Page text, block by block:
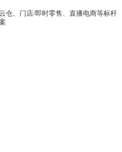
仓、门店/即时零售、直播电商等标杆